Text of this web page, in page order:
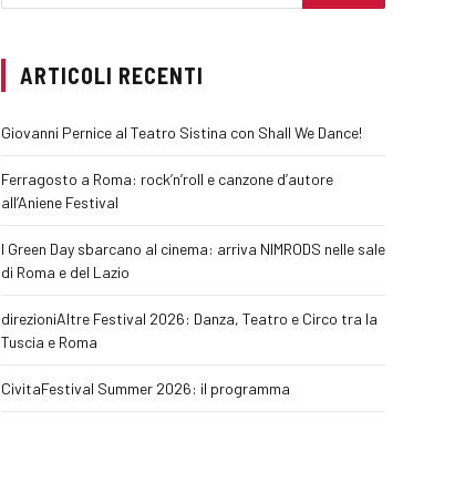
ARTICOLI RECENTI
Giovanni Pernice al Teatro Sistina con Shall We Dance!
Ferragosto a Roma: rock’n’roll e canzone d’autore
all’Aniene Festival
I Green Day sbarcano al cinema: arriva NIMRODS nelle sale
di Roma e del Lazio
direzioniAltre Festival 2026: Danza, Teatro e Circo tra la
Tuscia e Roma
CivitaFestival Summer 2026: il programma